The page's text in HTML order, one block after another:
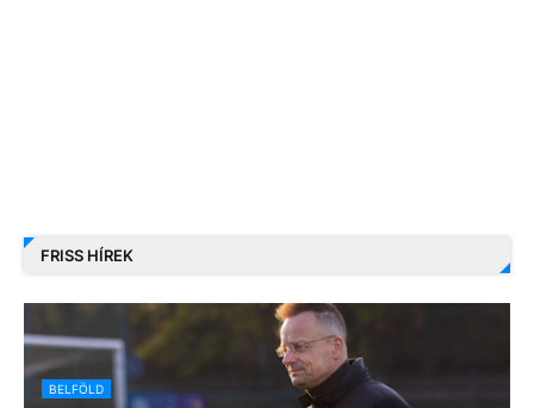
FRISS HÍREK
BELFÖLD